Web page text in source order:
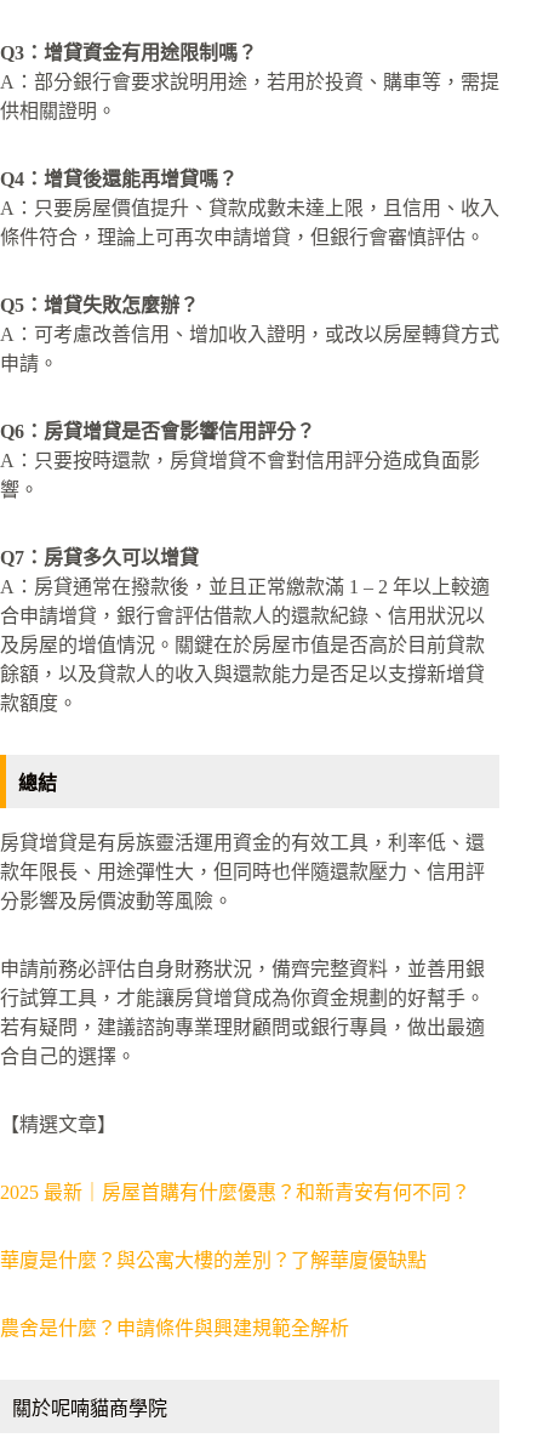
Q3：增貸資金有用途限制嗎？
A：部分銀行會要求說明用途，若用於投資、購車等，需提
供相關證明。
Q4：增貸後還能再增貸嗎？
A：只要房屋價值提升、貸款成數未達上限，且信用、收入
條件符合，理論上可再次申請增貸，但銀行會審慎評估。
Q5：增貸失敗怎麼辦？
A：可考慮改善信用、增加收入證明，或改以房屋轉貸方式
申請。
Q6： 房貸增貸是否會影響信用評分？
A：只要按時還款，房貸增貸不會對信用評分造成負面影
響。
Q7： 房貸多久可以增貸
A：房貸通常在撥款後，並且正常繳款滿 1 – 2 年以上較適
合申請增貸，銀行會評估借款人的還款紀錄、信用狀況以
及房屋的增值情況。關鍵在於房屋市值是否高於目前貸款
餘額，以及貸款人的收入與還款能力是否足以支撐新增貸
款額度。
總結
房貸增貸是有房族靈活運用資金的有效工具，利率低、還
款年限長、用途彈性大，但同時也伴隨還款壓力、信用評
分影響及房價波動等風險。
申請前務必評估自身財務狀況，備齊完整資料，並善用銀
行試算工具，才能讓房貸增貸成為你資金規劃的好幫手。
若有疑問，建議諮詢專業理財顧問或銀行專員，做出最適
合自己的選擇。
【精選文章】
2025 最新｜房屋首購有什麼優惠？和新青安有何不同？
華廈是什麼？與公寓大樓的差別？了解華廈優缺點
農舍是什麼？申請條件與興建規範全解析
關於呢喃貓商學院